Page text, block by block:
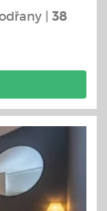
| 38